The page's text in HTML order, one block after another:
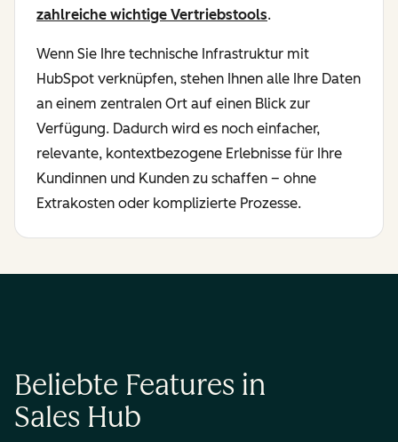
zahlreiche wichtige Vertriebstools.
Wenn Sie Ihre technische Infrastruktur mit
HubSpot verknüpfen, stehen Ihnen alle Ihre Daten
an einem zentralen Ort auf einen Blick zur
Verfügung. Dadurch wird es noch einfacher,
relevante, kontextbezogene Erlebnisse für Ihre
Kundinnen und Kunden zu schaffen – ohne
Extrakosten oder komplizierte Prozesse.
Beliebte Features in
Sales Hub